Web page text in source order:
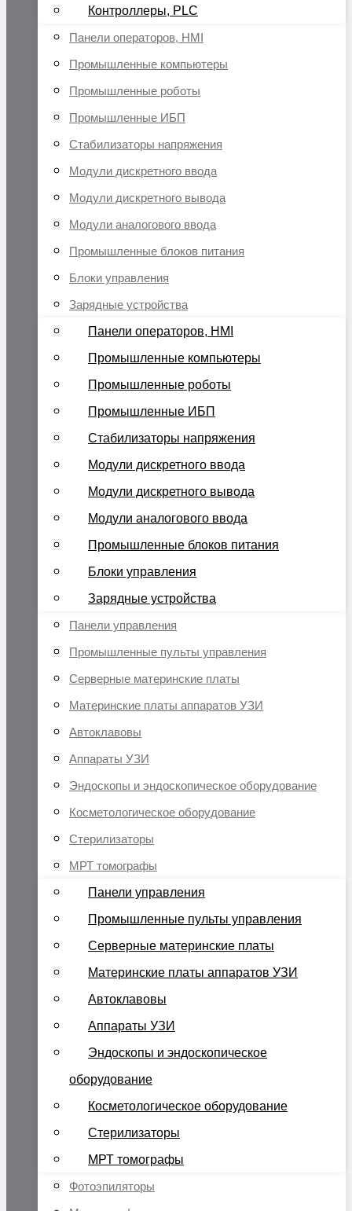
Контроллеры, PLC
Панели операторов, HMI
Промышленные компьютеры
Промышленные роботы
Промышленные ИБП
Стабилизаторы напряжения
Модули дискретного ввода
Модули дискретного вывода
Модули аналогового ввода
Промышленные блоков питания
Блоки управления
Зарядные устройства
Панели операторов, HMI
Промышленные компьютеры
Промышленные роботы
Промышленные ИБП
Стабилизаторы напряжения
Модули дискретного ввода
Модули дискретного вывода
Модули аналогового ввода
Промышленные блоков питания
Блоки управления
Зарядные устройства
Панели управления
Промышленные пульты управления
Серверные материнские платы
Материнские платы аппаратов УЗИ
Автоклавовы
Аппараты УЗИ
Эндоскопы и эндоскопическое оборудование
Косметологическое оборудование
Стерилизаторы
МРТ томографы
Панели управления
Промышленные пульты управления
Серверные материнские платы
Материнские платы аппаратов УЗИ
Автоклавовы
Аппараты УЗИ
Эндоскопы и эндоскопическое
оборудование
Косметологическое оборудование
Стерилизаторы
МРТ томографы
Фотоэпиляторы